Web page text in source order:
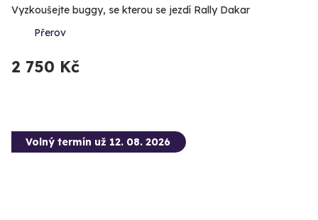
Vyzkoušejte buggy, se kterou se jezdí Rally Dakar
Přerov
2 750 Kč
Volný termín už 12. 08. 2026